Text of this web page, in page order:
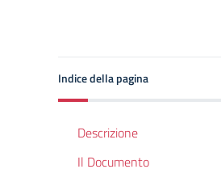
Indice della pagina
Descrizione
Il Documento